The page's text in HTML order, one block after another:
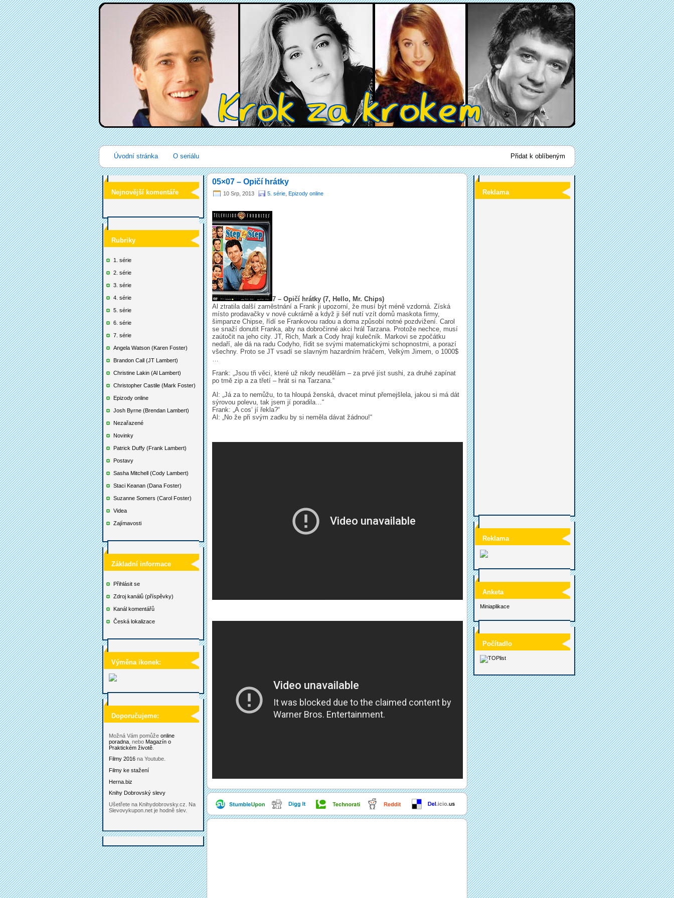
Úvodní stránka O seriálu Přidat k oblíbeným
Nejnovější komentáře
Rubriky
1. série
2. série
3. série
4. série
5. série
6. série
7. série
Angela Watson (Karen Foster)
Brandon Call (JT Lambert)
Christine Lakin (Al Lambert)
Christopher Castile (Mark Foster)
Epizody online
Josh Byrne (Brendan Lambert)
Nezařazené
Novinky
Patrick Duffy (Frank Lambert)
Postavy
Sasha Mitchell (Cody Lambert)
Staci Keanan (Dana Foster)
Suzanne Somers (Carol Foster)
Videa
Zajímavosti
Základní informace
Přihlásit se
Zdroj kanálů (příspěvky)
Kanál komentářů
Česká lokalizace
Výměna ikonek:
Doporučujeme:
Možná Vám pomůže online
poradna , nebo Magazín o
Praktickém životě
Filmy 2016 na Youtube.
Filmy ke stažení
Herna.biz
Knihy Dobrovský slevy
Ušetřete na Knihydobrovsky.cz. Na
Slevovykupon.net je hodně slev.
Reklama
Reklama
Anketa
Miniaplikace
Počítadlo
05×07 – Opičí hrátky
10 Srp, 2013 5. série Epizody online
7 – Opičí hrátky (7, Hello, Mr. Chips)
Al ztratila další zaměstnání a Frank ji upozorní, že musí být méně vzdorná. Získá
místo prodavačky v nové cukrárně a když ji šéf nutí vzít domů maskota firmy,
šimpanze Chipse, řídí se Frankovou radou a doma způsobí notné pozdvižení. Carol
se snaží donutit Franka, aby na dobročinné akci hrál Tarzana. Protože nechce, musí
zaútočit na jeho city. JT, Rich, Mark a Cody hrají kulečník. Markovi se zpočátku
nedaří, ale dá na radu Codyho, řídit se svými matematickými schopnostmi, a porazí
všechny. Proto se JT vsadí se slavným hazardním hráčem, Velkým Jimem, o 1000$
Frank: „Jsou tři věci, které už nikdy neudělám – za prvé jíst sushi, za druhé zapínat
po tmě zip a za třetí – hrát si na Tarzana.“
Al: „Já za to nemůžu, to ta hloupá ženská, dvacet minut přemejšlela, jakou si má dát
sýrovou polevu, tak jsem jí poradila…“
Frank: „A cos‘ jí řekla?“
Al: „No že při svým zadku by si neměla dávat žádnou!“